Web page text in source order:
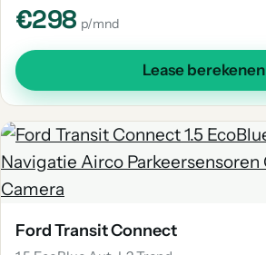
€298 p/mnd
Lease berekenen
Ford Transit Connect